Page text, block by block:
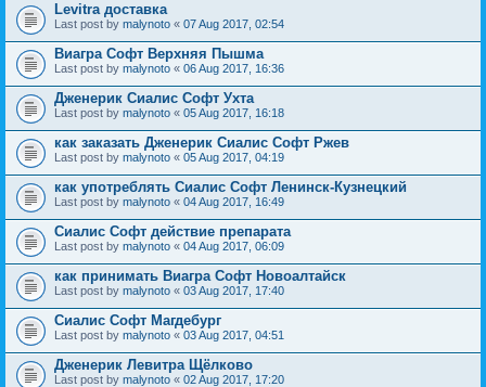
Levitra доставка
Last post by malynoto « 07 Aug 2017, 02:54
Виагра Софт Верхняя Пышма
Last post by malynoto « 06 Aug 2017, 16:36
Дженерик Сиалис Софт Ухта
Last post by malynoto « 05 Aug 2017, 16:18
как заказать Дженерик Сиалис Софт Ржев
Last post by malynoto « 05 Aug 2017, 04:19
как употреблять Сиалис Софт Ленинск-Кузнецкий
Last post by malynoto « 04 Aug 2017, 16:49
Сиалис Софт действие препарата
Last post by malynoto « 04 Aug 2017, 06:09
как принимать Виагра Софт Новоалтайск
Last post by malynoto « 03 Aug 2017, 17:40
Сиалис Софт Магдебург
Last post by malynoto « 03 Aug 2017, 04:51
Дженерик Левитра Щёлково
Last post by malynoto « 02 Aug 2017, 17:20